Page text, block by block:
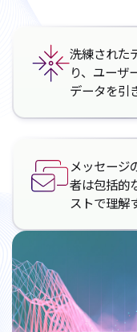
洗練された
り、ユーザ
データを引
メッセージ
者は包括的
ストで理解